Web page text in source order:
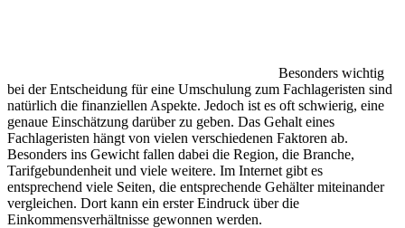
Besonders wichtig
bei der Entscheidung für eine Umschulung zum Fachlageristen sind
natürlich die finanziellen Aspekte. Jedoch ist es oft schwierig, eine
genaue Einschätzung darüber zu geben. Das Gehalt eines
Fachlageristen hängt von vielen verschiedenen Faktoren ab.
Besonders ins Gewicht fallen dabei die Region, die Branche,
Tarifgebundenheit und viele weitere. Im Internet gibt es
entsprechend viele Seiten, die entsprechende Gehälter miteinander
vergleichen. Dort kann ein erster Eindruck über die
Einkommensverhältnisse gewonnen werden.